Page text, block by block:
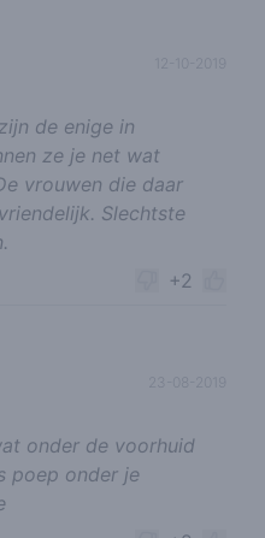
de enige in
ze je net wat
vrouwen die daar
Slechtste
+2
23-08-2019
onder de voorhuid
poep onder je